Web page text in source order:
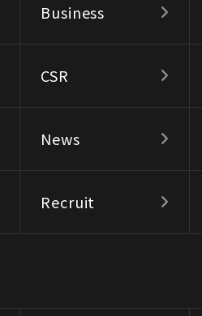
Business
CSR
News
Recruit